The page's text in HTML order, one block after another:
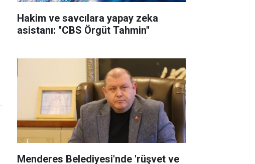
Hakim ve savcılara yapay zeka
asistanı: ''CBS Örgüt Tahmin''
Menderes Belediyesi'nde 'rüşvet ve